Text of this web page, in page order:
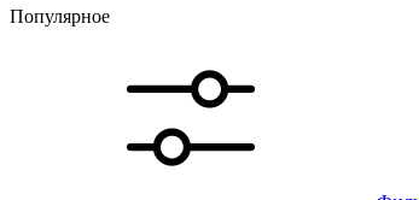
Популярное